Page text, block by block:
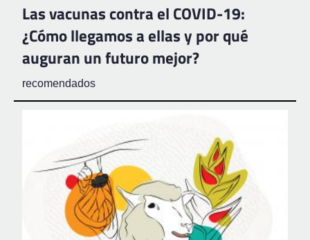
Las vacunas contra el COVID-19:
¿Cómo llegamos a ellas y por qué
auguran un futuro mejor?
recomendados